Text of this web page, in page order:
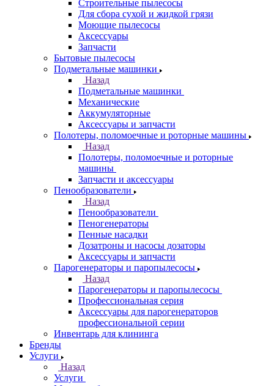
Строительные пылесосы
Для сбора сухой и жидкой грязи
Моющие пылесосы
Аксессуары
Запчасти
Бытовые пылесосы
Подметальные машинки
Назад
Подметальные машинки
Механические
Аккумуляторные
Аксессуары и запчасти
Полотеры, поломоечные и роторные машины
Назад
Полотеры, поломоечные и роторные
машины
Запчасти и аксессуары
Пенообразователи
Назад
Пенообразователи
Пеногенераторы
Пенные насадки
Дозатроны и насосы дозаторы
Аксессуары и запчасти
Парогенераторы и паропылесосы
Назад
Парогенераторы и паропылесосы
Профессиональная серия
Аксессуары для парогенераторов
профессиональной серии
Инвентарь для клининга
Бренды
Услуги
Назад
Услуги